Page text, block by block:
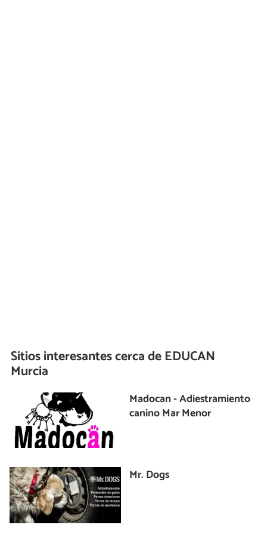
Sitios interesantes cerca deEDUCAN
Murcia
Madocan - Adiestramiento
canino Mar Menor
Mr. Dogs